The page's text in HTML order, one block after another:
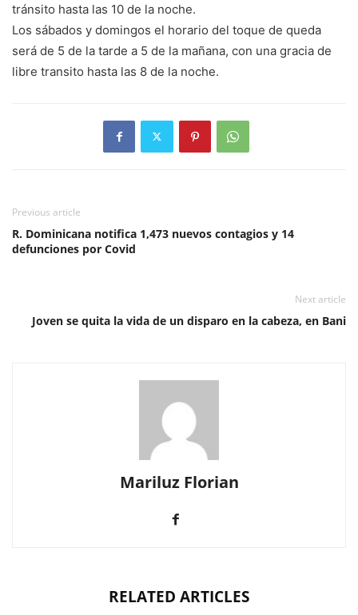
tránsito hasta las 10 de la noche.
Los sábados y domingos el horario del toque de queda
será de 5 de la tarde a 5 de la mañana, con una gracia de
libre transito hasta las 8 de la noche.
Previous article
R. Dominicana notifica 1,473 nuevos contagios y 14
defunciones por Covid
Next article
Joven se quita la vida de un disparo en la cabeza, en Bani
Mariluz Florian
RELATED ARTICLES